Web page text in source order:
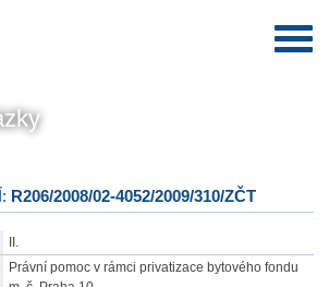
R206/2008/02-4052/2009/310/ZČT
II.
Právní pomoc v rámci privatizace bytového fondu